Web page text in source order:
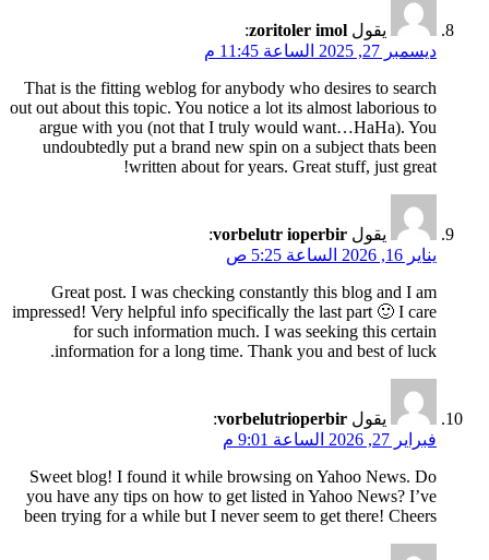
يقول zoritoler imol
:
ديسمبر 27, 2025 الساعة 11:45 م
That is the fitting weblog for anybody who desires to search
out out about this topic. You notice a lot its almost laborious to
argue with you (not that I truly would want…HaHa). You
undoubtedly put a brand new spin on a subject thats been
written about for years. Great stuff, just great!
يقول vorbelutr ioperbir
:
يناير 16, 2026 الساعة 5:25 ص
Great post. I was checking constantly this blog and I am
impressed! Very helpful info specifically the last part 🙂 I care
for such information much. I was seeking this certain
information for a long time. Thank you and best of luck.
يقول vorbelutrioperbir
:
فبراير 27, 2026 الساعة 9:01 م
Sweet blog! I found it while browsing on Yahoo News. Do
you have any tips on how to get listed in Yahoo News? I’ve
been trying for a while but I never seem to get there! Cheers